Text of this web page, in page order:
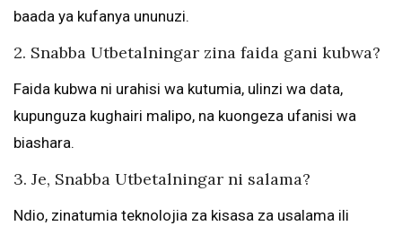
baada ya kufanya ununuzi.
2. Snabba Utbetalningar zina faida gani kubwa?
Faida kubwa ni urahisi wa kutumia, ulinzi wa data,
kupunguza kughairi malipo, na kuongeza ufanisi wa
biashara.
3. Je, Snabba Utbetalningar ni salama?
Ndio, zinatumia teknolojia za kisasa za usalama ili